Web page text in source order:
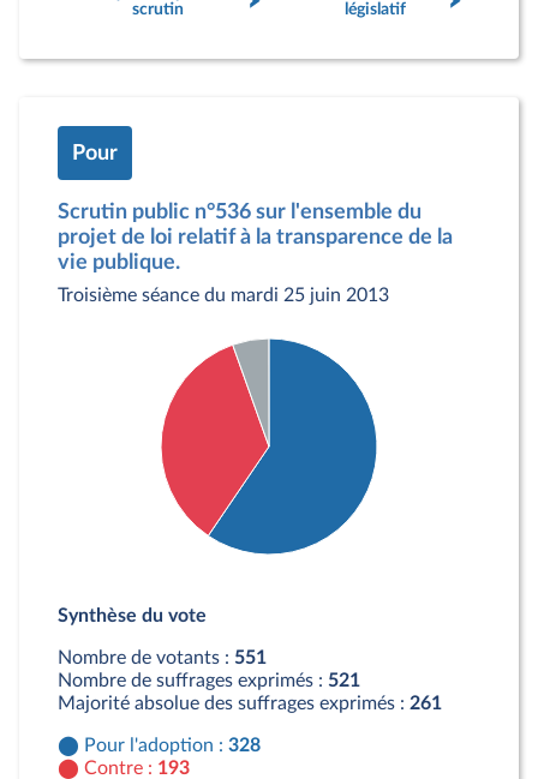
scrutin
législatif
Pour
Scrutin public n°536 sur l'ensemble du
projet de loi relatif à la transparence de la
vie publique.
Troisième séance du mardi 25 juin 2013
Contre : 193 députés
Synthèse du vote
Nombre de votants : 551
Nombre de suffrages exprimés : 521
Majorité absolue des suffrages exprimés : 261
Pour l'adoption : 328
Contre : 193